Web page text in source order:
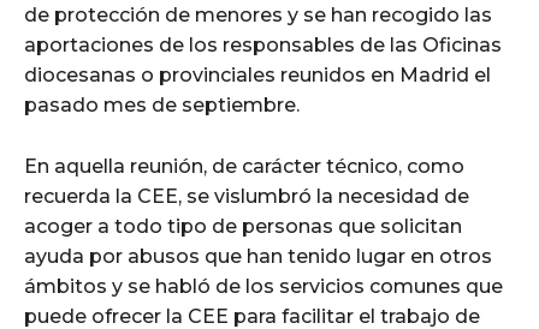
de protección de menores y se han recogido las
aportaciones de los responsables de las Oficinas
diocesanas o provinciales reunidos en Madrid el
pasado mes de septiembre.
En aquella reunión, de carácter técnico, como
recuerda la CEE, se vislumbró la necesidad de
acoger a todo tipo de personas que solicitan
ayuda por abusos que han tenido lugar en otros
ámbitos y se habló de los servicios comunes que
puede ofrecer la CEE para facilitar el trabajo de